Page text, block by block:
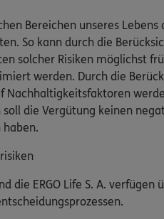
Bereichen unseres Lebens
So kann durch die
solcher Risiken möglichst
werden. Durch die
Nachhaltigkeitsfaktoren
die Vergütung keinen
die ERGO Life S. A.